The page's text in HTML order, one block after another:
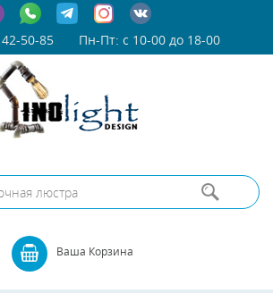
50-85 Пн-Пт: с 10-00 до 18-00
Ваша Корзина